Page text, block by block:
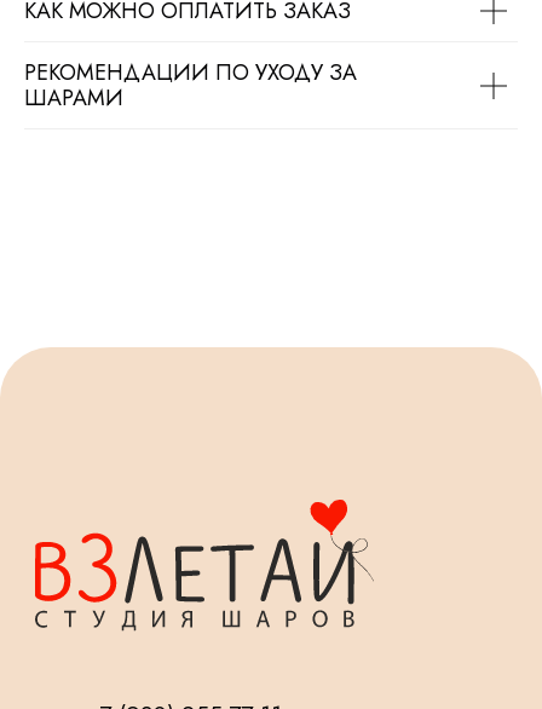
КАК МОЖНО ОПЛАТИТЬ ЗАКАЗ
РЕКОМЕНДАЦИИ ПО УХОДУ ЗА
ШАРАМИ